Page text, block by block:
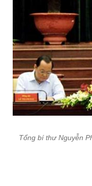
Tổng bí thư Nguyễn